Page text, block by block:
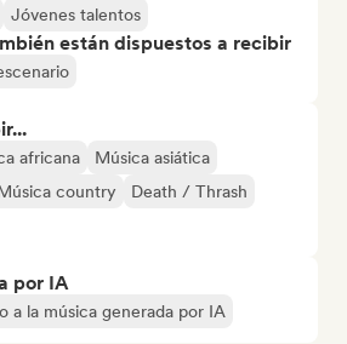
Jóvenes talentos
están dispuestos a recibir
africana
Música asiática
country
Death / Thrash
por IA
a la música generada por IA